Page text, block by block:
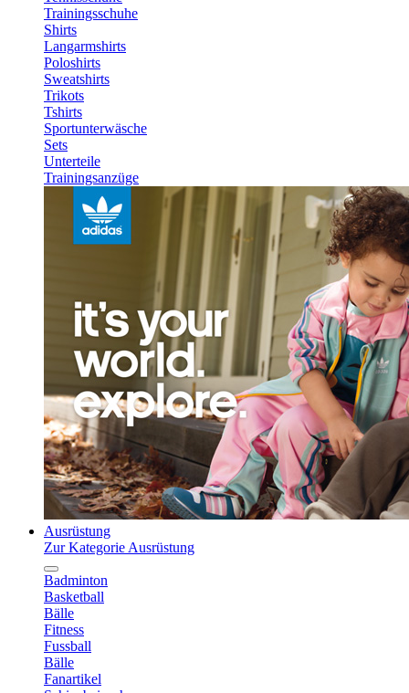
Trainingsschuhe
Shirts
Langarmshirts
Poloshirts
Sweatshirts
Trikots
Tshirts
Sportunterwäsche
Sets
Unterteile
Trainingsanzüge
Ausrüstung
Zur Kategorie Ausrüstung
Badminton
Basketball
Bälle
Fitness
Fussball
Bälle
Fanartikel